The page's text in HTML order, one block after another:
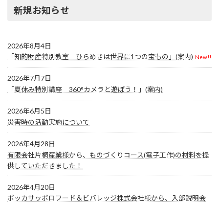
新規お知らせ
2026年8月4日
「知的財産特別教室 ひらめきは世界に1つの宝もの」(案内) New!!
2026年7月7日
「夏休み特別講座 360°カメラと遊ぼう！」(案内)
2026年6月5日
災害時の活動実施について
2026年4月28日
有限会社片桐産業様から、ものづくりコース(電子工作)の材料を提
供していただきました！
2026年4月20日
ポッカサッポロフード＆ビバレッジ株式会社様から、入部説明会